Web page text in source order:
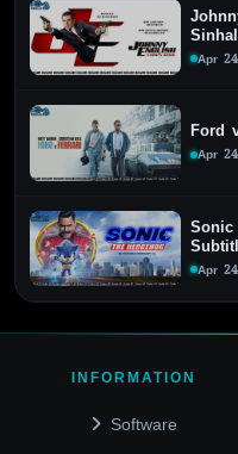
Apr
Ford
Apr
Sonic
Apr
INFORMATION
Software